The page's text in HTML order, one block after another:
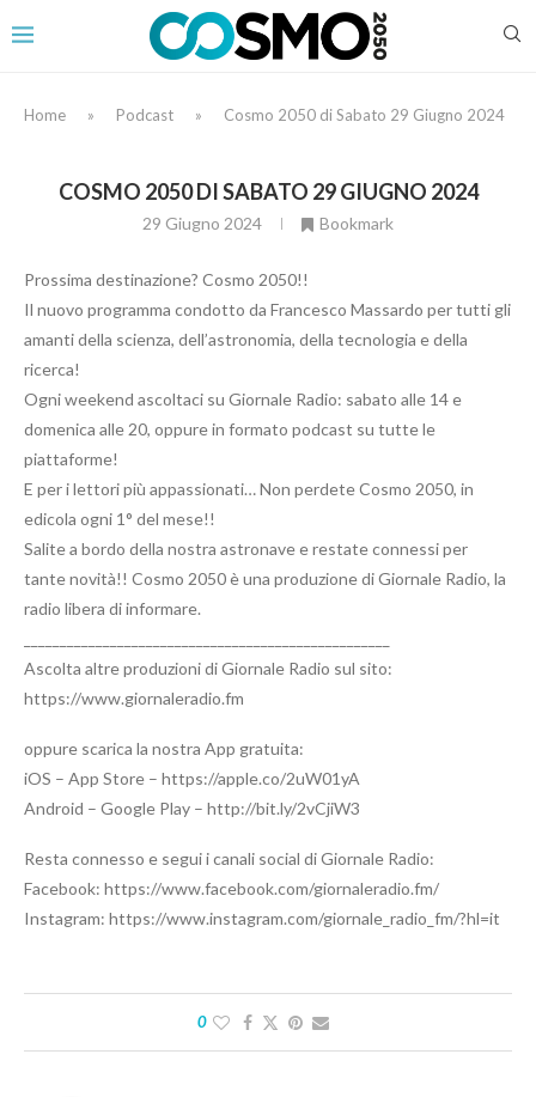
Home » Podcast » Cosmo 2050 di Sabato 29 Giugno 2024
COSMO 2050 DI SABATO 29 GIUGNO 2024
29 Giugno 2024 Bookmark
Prossima destinazione? Cosmo 2050!!
Il nuovo programma condotto da Francesco Massardo per tutti gli
amanti della scienza, dell’astronomia, della tecnologia e della
ricerca!
Ogni weekend ascoltaci su Giornale Radio: sabato alle 14 e
domenica alle 20, oppure in formato podcast su tutte le
piattaforme!
E per i lettori più appassionati… Non perdete Cosmo 2050, in
edicola ogni 1° del mese!!
Salite a bordo della nostra astronave e restate connessi per
tante novità!! Cosmo 2050 è una produzione di Giornale Radio, la
radio libera di informare.
Ascolta altre produzioni di Giornale Radio sul sito:
https://www.giornaleradio.fm
oppure scarica la nostra App gratuita:
iOS – App Store – https://apple.co/2uW01yA
Android – Google Play – http://bit.ly/2vCjiW3
Resta connesso e segui i canali social di Giornale Radio:
Facebook: https://www.facebook.com/giornaleradio.fm/
Instagram: https://www.instagram.com/giornale_radio_fm/?hl=it
0